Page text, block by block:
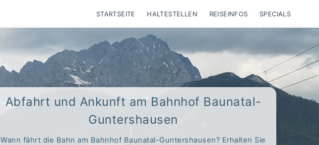
STARTSEITE HALTESTELLEN REISEINFOS SPECIALS
Abfahrt und Ankunft am Bahnhof Baunatal-
Guntershausen
Wann fährt die Bahn am Bahnhof Baunatal-Guntershausen? Erhalten Sie